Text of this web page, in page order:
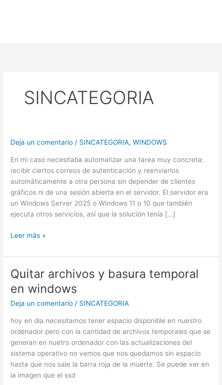
SINCATEGORIA
Deja un comentario / SINCATEGORIA,WINDOWS
En mi caso necesitaba automatizar una tarea muy concreta:
recibir ciertos correos de autenticación y reenviarlos
automáticamente a otra persona sin depender de clientes
gráficos ni de una sesión abierta en el servidor. El servidor era
un Windows Server 2025 o Windows 11 o 10 que también
ejecuta otros servicios, así que la solución tenía […]
Leer más »
Quitar archivos y basura temporal
en windows
Deja un comentario / SINCATEGORIA
hoy en dia necesitamos tener espacio disponible en nuestro
ordenador pero con la cantidad de archivos temporales que se
generan en nuetro ordenador con las actualizaciones del
sistema operativo no vemos que nos quedamos sin espacio
hasta que nos sale la barra roja de la muerte. Se puede ver en
la imagen que el ssd